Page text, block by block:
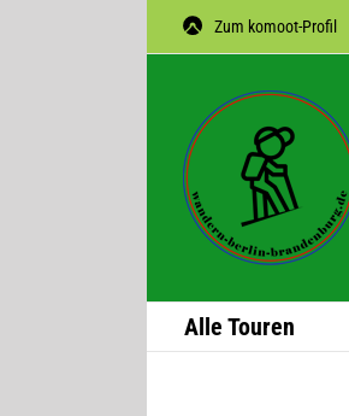
Zum komoot-Profil
Alle Tou­ren